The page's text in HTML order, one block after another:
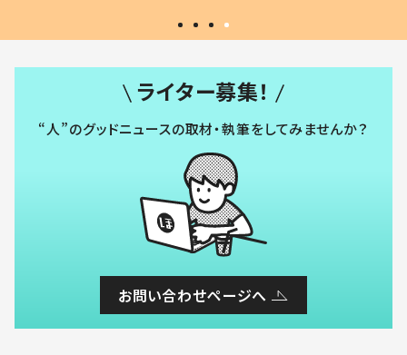
ライター募集！
“人”のグッドニュースの取材・執筆をしてみませんか？
お問い合わせページへ